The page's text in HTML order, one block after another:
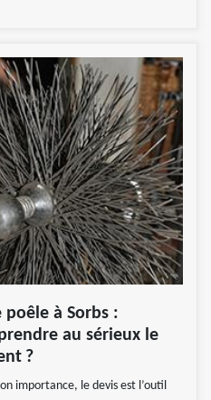
poêle à Sorbs :
au sérieux le
?
importance, le devis est l’outil